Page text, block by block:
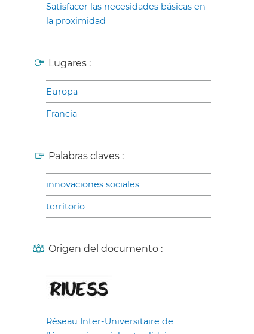
Satisfacer las necesidades básicas en
la proximidad
Lugares :
Europa
Francia
Palabras claves :
innovaciones sociales
territorio
Origen del documento :
Réseau Inter-Universitaire de